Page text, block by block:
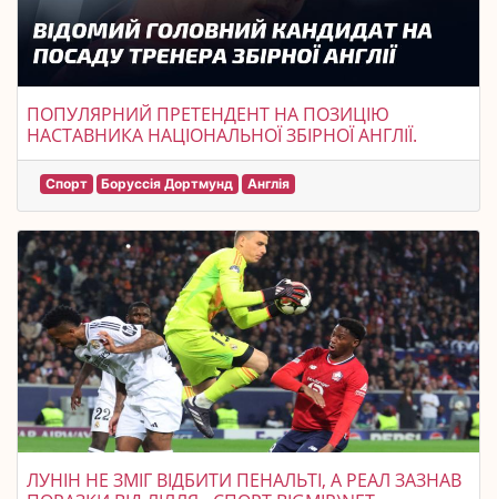
ПОПУЛЯРНИЙ ПРЕТЕНДЕНТ НА ПОЗИЦІЮ
НАСТАВНИКА НАЦІОНАЛЬНОЇ ЗБІРНОЇ АНГЛІЇ.
Спорт Боруссія Дортмунд Англія
ЛУНІН НЕ ЗМІГ ВІДБИТИ ПЕНАЛЬТІ, А РЕАЛ ЗАЗНАВ